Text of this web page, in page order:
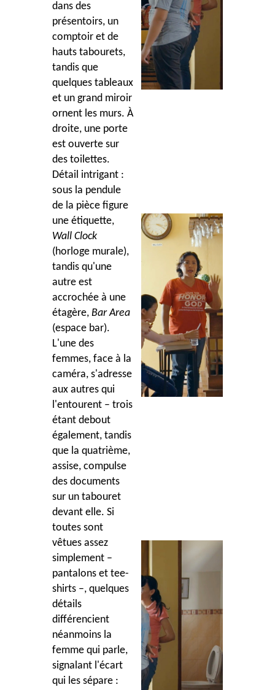
dans des
présentoirs, un
comptoir et de
hauts tabourets,
tandis que
quelques tableaux
et un grand miroir
ornent les murs. À
droite, une porte
est ouverte sur
des toilettes.
Détail intrigant :
sous la pendule
de la pièce figure
une étiquette,
Wall Clock
(horloge murale),
tandis qu'une
autre est
accrochée à une
étagère, Bar Area
(espace bar).
L'une des
femmes, face à la
caméra, s'adresse
aux autres qui
l'entourent – trois
étant debout
également, tandis
que la quatrième,
assise, compulse
des documents
sur un tabouret
devant elle. Si
toutes sont
vêtues assez
simplement –
pantalons et tee-
shirts –, quelques
détails
différencient
néanmoins la
femme qui parle,
signalant l'écart
qui les sépare :